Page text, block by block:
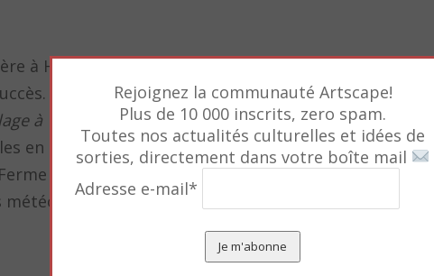
à Honfleur se met à peindre les scènes de plage
Elles vont ensuite inspirées Monet, alors
à Trouville
, 1870 – prêt exceptionnel de la Yale
en série avec ses falaises d’Etretat, Daubigny,
Saint-Siméon, peinte par Boudin (1854/57). Sans
» de Boudin dès 1859.
Rejoignez la communauté Artscape!
Plus de 10 000 inscrits, zero spam.
Toutes nos actualités culturelles et idées de
sorties, directement dans votre boîte mail
Adresse e-mail*